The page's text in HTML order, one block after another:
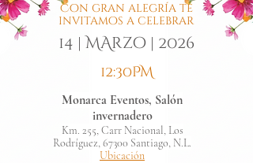
Con gran alegría te
invitamos a celebrar
14 | MArzo | 2026
12:30PM
Monarca Eventos, Salón
invernadero
Km. 255, Carr Nacional, Los
Rodríguez, 67300 Santiago, N.L.
Ubicación